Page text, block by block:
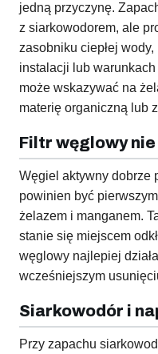
jedną przyczynę.
z siarkowodorem, ale
zasobniku ciepłej
instalacji lub
może wskazywać na
materię organiczną lub
Filtr węglowy
Węgiel aktywny dobrze
powinien być
żelazem i manganem.
stanie się miejscem
węglowy najlepiej
wcześniejszym
Siarkowodór i
Przy zapachu